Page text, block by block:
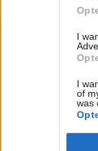
I
I
of
was